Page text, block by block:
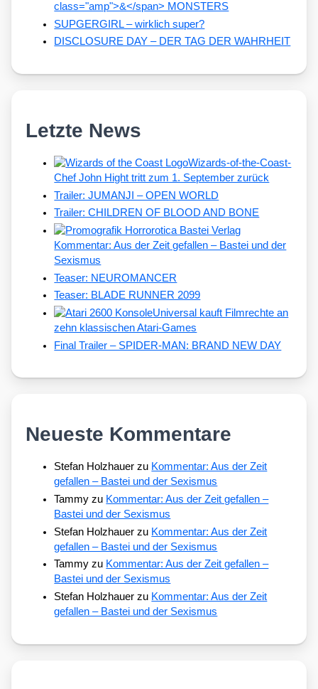
class="amp">&</span> MONSTERS
SUPGERGIRL – wirklich super?
DISCLOSURE DAY – DER TAG DER WAHRHEIT
Letzte News
Wizards-of-the-Coast-
Chef John Hight tritt zum 1. September zurück
Trailer: JUMANJI – OPEN WORLD
Trailer: CHILDREN OF BLOOD AND BONE
Kommentar: Aus der Zeit gefallen – Bastei und der
Sexismus
Teaser: NEUROMANCER
Teaser: BLADE RUNNER 2099
Universal kauft Filmrechte an
zehn klassischen Atari-Games
Final Trailer – SPIDER-MAN: BRAND NEW DAY
Neueste Kommentare
Stefan Holzhauer zu Kommentar: Aus der Zeit
gefallen – Bastei und der Sexismus
Tammy zu Kommentar: Aus der Zeit gefallen –
Bastei und der Sexismus
Stefan Holzhauer zu Kommentar: Aus der Zeit
gefallen – Bastei und der Sexismus
Tammy zu Kommentar: Aus der Zeit gefallen –
Bastei und der Sexismus
Stefan Holzhauer zu Kommentar: Aus der Zeit
gefallen – Bastei und der Sexismus